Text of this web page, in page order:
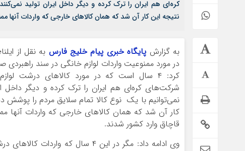
کره‌ای هم ایران را ترک کرده و دیگر داخل ایران تولید
نتیجه این کار آن شد که همان کالاهای خارجی که واردات
به گزارش پایگاه خبری پیام خلیج فارس به نقل از
در مورد ممنوعیت واردات لوازم خانگی در سند راهبردی
کرد: ۴ سال است که در مورد کالاهای درشت
شرکت‌های کره‌ای هم ایران را ترک کرده و دیگر داخل
نمی‌توانیم با یک نوع کالا تمام سلایق مردم را پوشش
کار آن شد که همان کالاهای خارجی که واردات آنها
قاچاق وارد کشور شدند.
وی ادامه داد: مگر در این ۴ سال